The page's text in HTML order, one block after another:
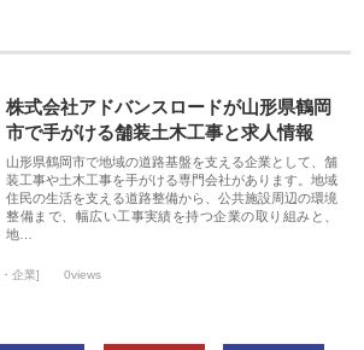
株式会社アドバンスロードが山形県鶴岡
市で手がける舗装土木工事と求人情報
山形県鶴岡市で地域の道路基盤を支える企業として、舗
装工事や土木工事を手がける専門会社があります。地域
住民の生活を支える道路整備から、公共施設周辺の環境
整備まで、幅広い工事実績を持つ企業の取り組みと、
地…
企業] 0views